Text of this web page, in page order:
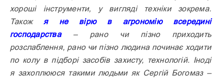
хороші інструменти, у вигляді техніки зокрема.
Такожя не вірю в агрономію всередині
господарства– рано чи пізно приходить
розслаблення, рано чи пізно людина починає ходити
по колу в підборі засобів захисту, технологій. Іноді
я захоплююся такими людьми як Сергій Богомаз –